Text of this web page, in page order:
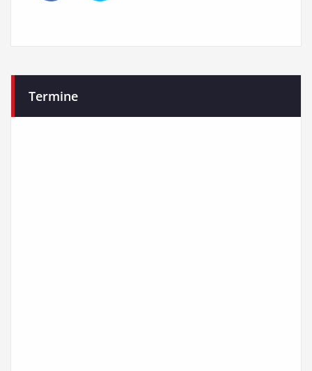
Termine